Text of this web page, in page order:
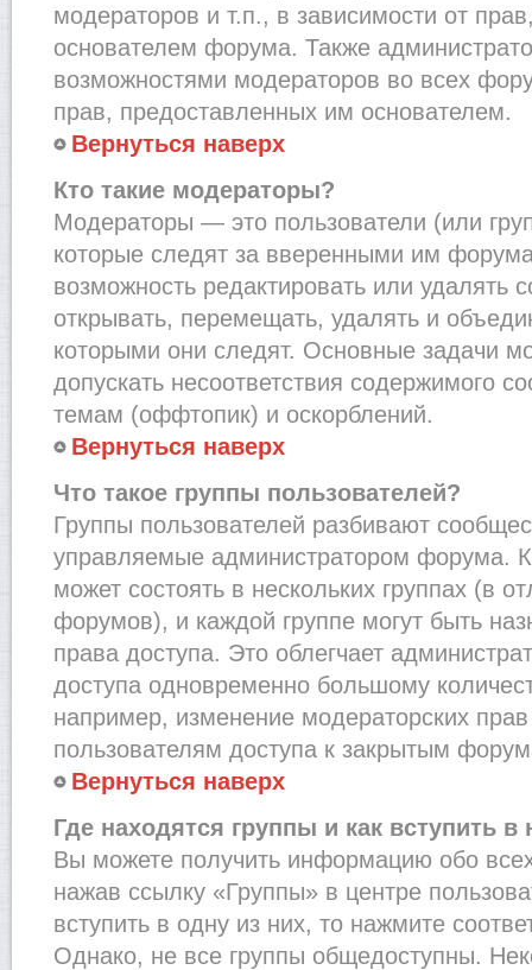
модераторов и т.п., в зависимости от
основателем форума. Также
возможностями модераторов во всех
прав, предоставленных им основателем.
Вернуться наверх
Кто такие модераторы?
Модераторы — это пользователи (или
которые следят за вверенными им
возможность редактировать или удалять
открывать, перемещать, удалять и
которыми они следят. Основные задачи
допускать несоответствия содержимого
темам (оффтопик) и оскорблений.
Вернуться наверх
Что такое группы пользователей?
Группы пользователей разбивают
управляемые администратором форума.
может состоять в нескольких группах (в
форумов), и каждой группе могут быть
права доступа. Это облегчает
доступа одновременно большому
например, изменение модераторских
пользователям доступа к закрытым
Вернуться наверх
Где находятся группы и как вступить в
Вы можете получить информацию обо
нажав ссылку «Группы» в центре
вступить в одну из них, то нажмите
Однако, не все группы общедоступны.